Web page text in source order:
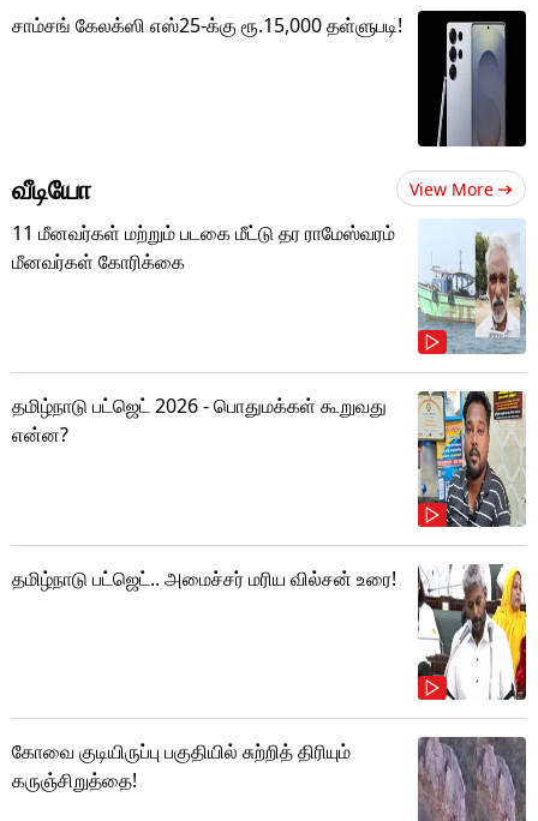
சாம்சங் கேலக்ஸி எஸ்25-க்கு ரூ.15,000 தள்ளுபடி!
வீடியோ View More
11 மீனவர்கள் மற்றும் படகை மீட்டு தர ராமேஸ்வரம்
மீனவர்கள் கோரிக்கை
தமிழ்நாடு பட்ஜெட் 2026 - பொதுமக்கள் கூறுவது
என்ன?
தமிழ்நாடு பட்ஜெட்.. அமைச்சர் மரிய வில்சன் உரை!
கோவை குடியிருப்பு பகுதியில் சுற்றித் திரியும்
கருஞ்சிறுத்தை!